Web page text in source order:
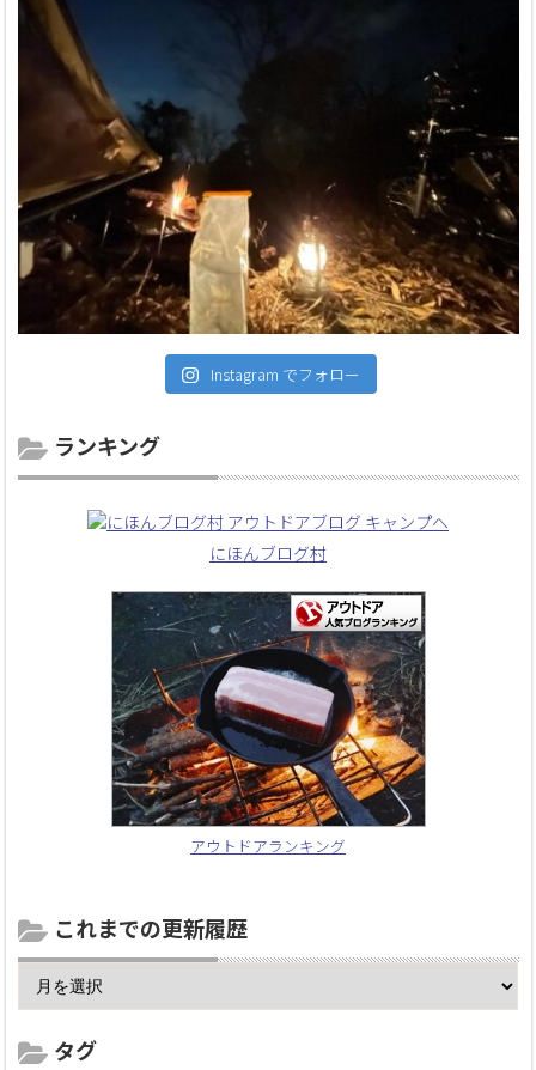
Instagram でフォロー
ランキング
にほんブログ村
アウトドアランキング
これまでの更新履歴
タグ